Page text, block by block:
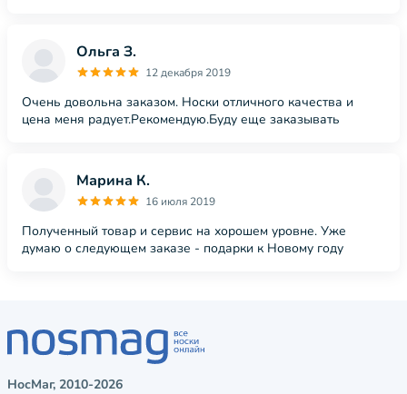
Ольга З.
12 декабря 2019
Очень довольна заказом. Носки отличного качества и
цена меня радует.Рекомендую.Буду еще заказывать
Марина К.
16 июля 2019
Полученный товар и сервис на хорошем уровне. Уже
думаю о следующем заказе - подарки к Новому году
НосМаг, 2010-2026